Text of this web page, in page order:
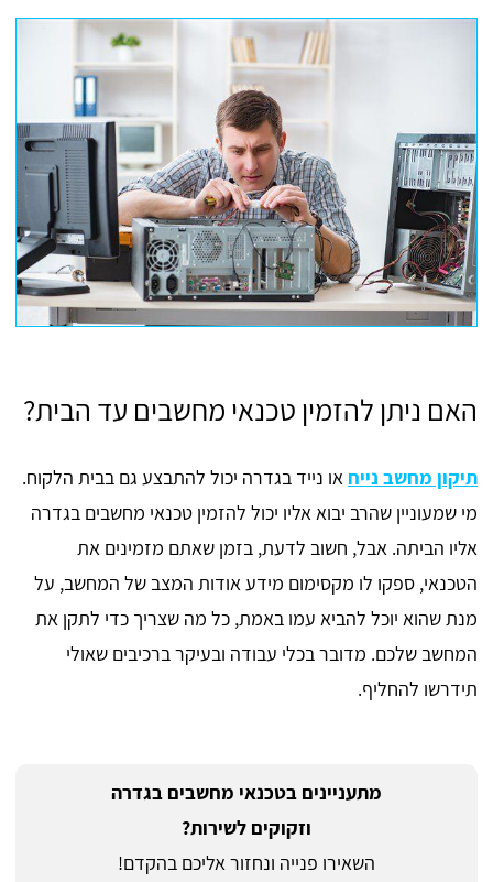
האם ניתן להזמין טכנאי מחשבים עד הבית?
תיקון מחשב נייח או נייד בגדרה יכול להתבצע גם בבית הלקוח.
מי שמעוניין שהרב יבוא אליו יכול להזמין טכנאי מחשבים בגדרה
אליו הביתה. אבל, חשוב לדעת, בזמן שאתם מזמינים את
הטכנאי, ספקו לו מקסימום מידע אודות המצב של המחשב, על
מנת שהוא יוכל להביא עמו באמת, כל מה שצריך כדי לתקן את
המחשב שלכם. מדובר בכלי עבודה ובעיקר ברכיבים שאולי
תידרשו להחליף.
מתעניינים בטכנאי מחשבים בגדרה
וזקוקים לשירות?
השאירו פנייה ונחזור אליכם בהקדם!